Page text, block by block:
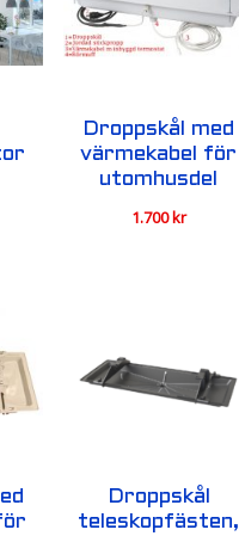
Droppskål med
värmekabel för
utomhusdel
1.700kr
Droppskål
teleskopfästen,